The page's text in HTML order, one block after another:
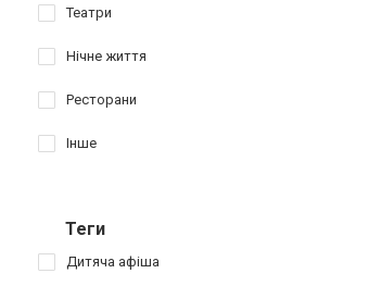
Театри
Нічне життя
Ресторани
Інше
Теги
Дитяча афіша